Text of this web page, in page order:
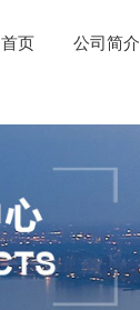
首页 公司简介